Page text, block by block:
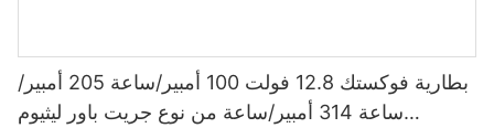
بطارية فوكستك 12.8 فولت 100 أمبير/ساعة 205 أمبير/
ساعة 314 أمبير/ساعة من نوع جريت باور ليثيوم